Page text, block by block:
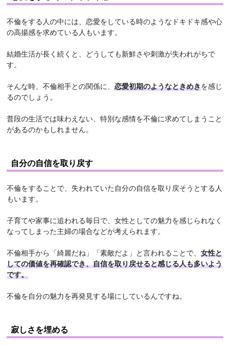
不倫をする人の中には、恋愛をしている時のようなドキドキ感や心
の高揚感を求めている人もいます。
結婚生活が長く続くと、どうしても新鮮さや刺激が失われがちで
す。
そんな時、不倫相手との関係に、恋愛初期のようなときめきを感じ
るのでしょう。
普段の生活では味わえない、特別な感情を不倫に求めてしまうこと
があるのかもしれません。
自分の自信を取り戻す
不倫をすることで、失われていた自分の自信を取り戻そうとする人
もいます。
子育てや家事に追われる毎日で、女性としての魅力を感じられなく
なってしまった主婦の場合などが考えられます。
不倫相手から「綺麗だね」「素敵だよ」と言われることで、女性と
しての価値を再確認でき、自信を取り戻せると感じる人も多いよう
です。
不倫を自分の魅力を再発見する場にしているんですね。
寂しさを埋める